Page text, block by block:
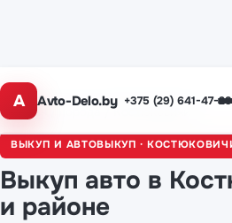
A Avto-Delo.by +375 (29) 641-47-29
Главная / Костюковичи
ВЫКУП И АВТОВЫКУП ·
Выкуп авто в
и районе